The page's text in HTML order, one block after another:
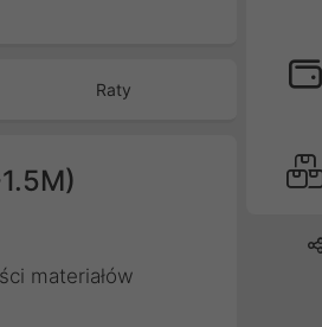
Raty
materiałów